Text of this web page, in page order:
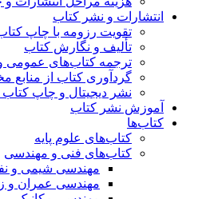
انتشارات و نشر کتاب
تقویت رزومه با چاپ
تألیف و نگارش کتاب
ترجمه کتاب‌های
گردآوری کتاب از منابع
نشر دیجیتال و چاپ کتاب
آموزش نشر کتاب
کتاب‌ها
کتاب‌های علوم پایه
کتاب‌های فنی و مهندسی
مهندسی شیمی و
مهندسی عمران و